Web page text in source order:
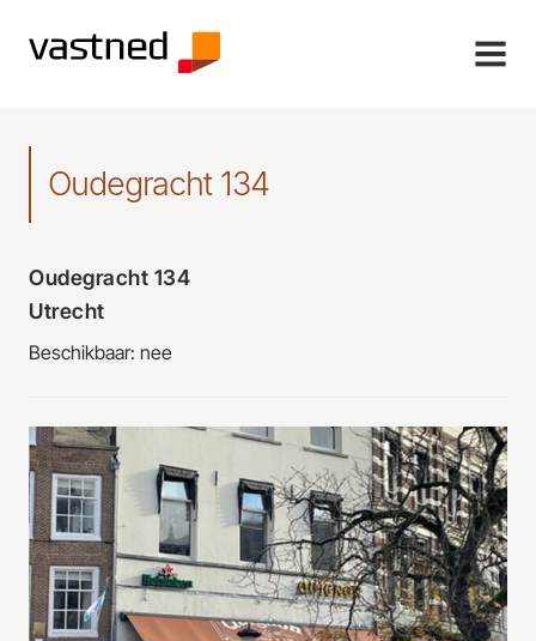
MENU
Oudegracht 134
Oudegracht 134
Utrecht
Beschikbaar: nee